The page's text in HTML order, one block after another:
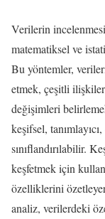
Verilerin
matematiksel ve
Bu yöntemler,
etmek, çeşitli
değişimleri
keşifsel,
sınıflandırılabilir.
keşfetmek için
özelliklerini
analiz, verilerdeki